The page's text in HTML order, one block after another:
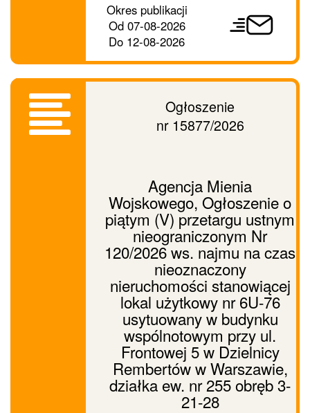
Okres publikacji
Od07-08-2026
Do 12-08-2026
ogłoszenie
dalej
Ogłoszenie
nr 15877/2026
Agencja Mienia
Wojskowego, Ogłoszenie o
piątym (V) przetargu ustnym
nieograniczonym Nr
120/2026 ws. najmu na czas
nieoznaczony
nieruchomości stanowiącej
lokal użytkowy nr 6U-76
usytuowany w budynku
wspólnotowym przy ul.
Frontowej 5 w Dzielnicy
Rembertów w Warszawie,
działka ew. nr 255 obręb 3-
21-28